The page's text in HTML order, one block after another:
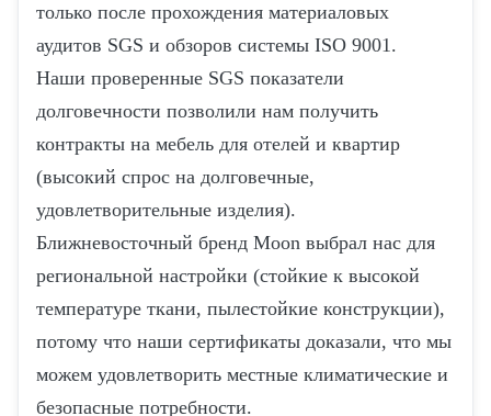
только после прохождения материаловых
аудитов SGS и обзоров системы ISO 9001.
Наши проверенные SGS показатели
долговечности позволили нам получить
контракты на мебель для отелей и квартир
(высокий спрос на долговечные,
удовлетворительные изделия).
Ближневосточный бренд Moon выбрал нас для
региональной настройки (стойкие к высокой
температуре ткани, пылестойкие конструкции),
потому что наши сертификаты доказали, что мы
можем удовлетворить местные климатические и
безопасные потребности.